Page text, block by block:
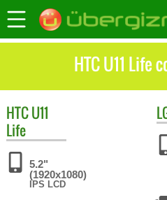
HTC U11 Life
HTCU11
Life
5.2"
(1920x1080)
IPS LCD